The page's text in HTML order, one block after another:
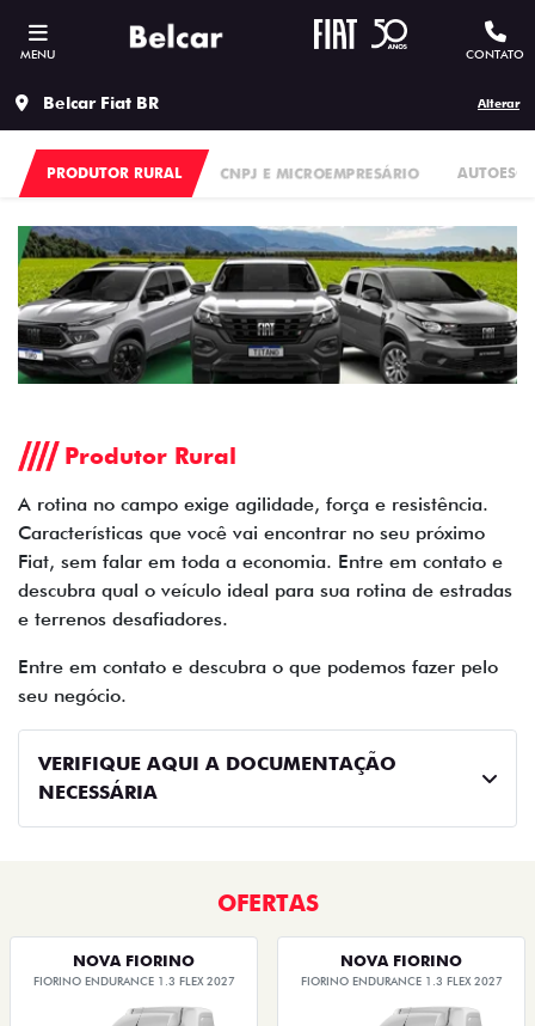
MENU CONTATO
Belcar Fiat BR Alterar
CNPJ E MICROEMPRESÁRIO
PRODUTOR RURAL
Produtor Rural
A rotina no campo exige agilidade, força e resistência.
Características que você vai encontrar no seu próximo
Fiat, sem falar em toda a economia. Entre em contato e
descubra qual o veículo ideal para sua rotina de estradas
e terrenos desafiadores.
Entre em contato e descubra o que podemos fazer pelo
seu negócio.
VERIFIQUE AQUI A DOCUMENTAÇÃO
NECESSÁRIA
OFERTAS
NOVA FIORINO
FIORINO ENDURANCE 1.3 FLEX 2027
NOVA FIORINO
FIORINO ENDURANCE 1.3 FLEX 2027